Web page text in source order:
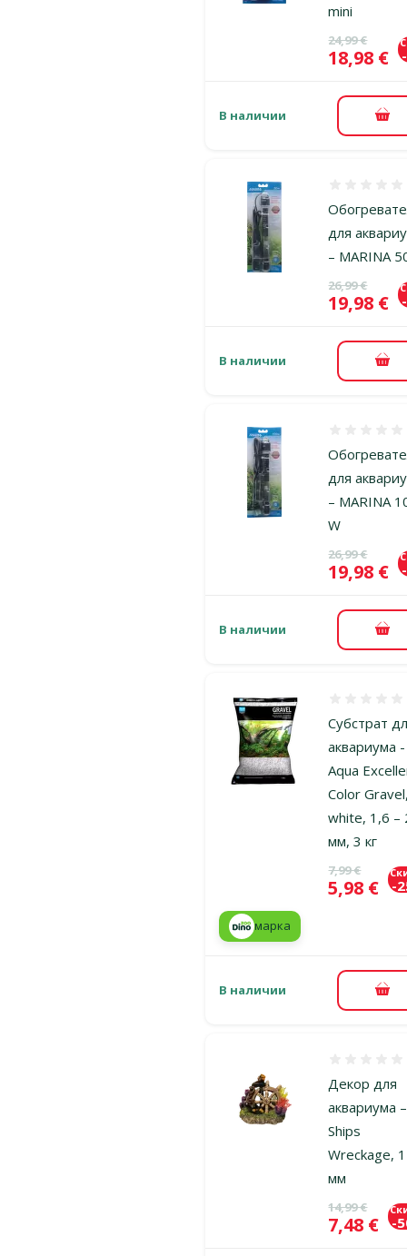
mini
Исходная
24,99 €
Цена
18,98 €
В наличии В
для
– MARINA
Исходная
26,99 €
Цена
19,98 €
В наличии В
для
– MARINA
W
Исходная
26,99 €
Цена
19,98 €
В наличии В
Субстрат
аквариума -
Aqua
Color
white, 1,6 –
мм, 3 кг
Исходная
7,99 €
Цена
5,98 € -
марка
В наличии В
Декор для
аквариума –
Ships
Wreckage,
мм
Исходная
14,99 €
Цена
7,48 € -